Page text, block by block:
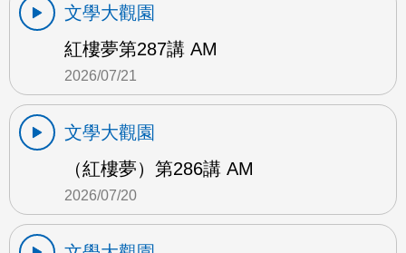
文學大觀園
紅樓夢第287講 AM
2026/07/21
文學大觀園
（紅樓夢）第286講 AM
2026/07/20